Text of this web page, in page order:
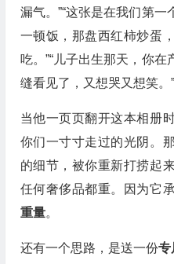
漏气。”“这张是在我们第
一顿饭，那盘西红柿炒蛋
吃。”“儿子出生那天，你
缝看见了，又想哭又想笑。”
当他一页页翻开这本相册
你们一寸寸走过的光阴。
的细节，被你重新打捞起
任何奢侈品都重。因为它
重量。
还有一个思路，是送一份专